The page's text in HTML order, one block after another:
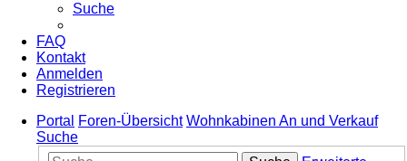
Suche
FAQ
Kontakt
Anmelden
Registrieren
Portal
Foren-Übersicht Wohnkabinen An und Verkauf
Suche